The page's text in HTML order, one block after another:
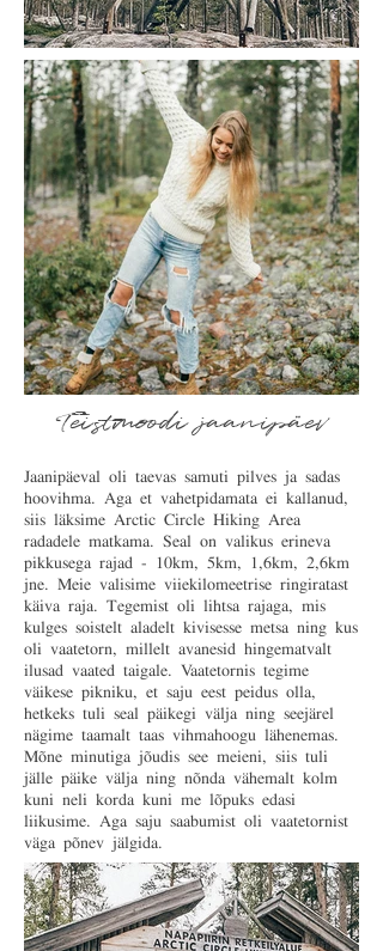
Teistmoodi jaanipäev
Jaanipäeval oli taevas samuti pilves ja sadas
hoovihma. Aga et vahetpidamata ei kallanud,
siis läksime Arctic Circle Hiking Area
radadele matkama. Seal on valikus erineva
pikkusega rajad - 10km, 5km, 1,6km, 2,6km
jne. Meie valisime viiekilomeetrise ringiratast
käiva raja. Tegemist oli lihtsa rajaga, mis
kulges soistelt aladelt kivisesse metsa ning kus
oli vaatetorn, millelt avanesid hingematvalt
ilusad vaated taigale. Vaatetornis tegime
väikese pikniku, et saju eest peidus olla,
hetkeks tuli seal päikegi välja ning seejärel
nägime taamalt taas vihmahoogu lähenemas.
Mõne minutiga jõudis see meieni, siis tuli
jälle päike välja ning nõnda vähemalt kolm
kuni neli korda kuni me lõpuks edasi
liikusime. Aga saju saabumist oli vaatetornist
väga põnev jälgida.